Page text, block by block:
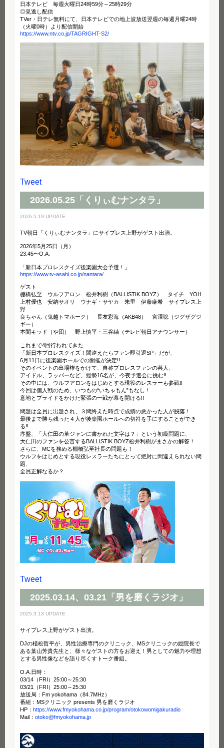
日本テレビ 毎週火曜日24時59分～25時29分
◎見逃し配信
TVer・日テレ無料にて、日本テレビでの地上波放送翌週の毎週月曜24時
（火曜0時）より配信開始
https://www.ntv.co.jp/TAGRIGHT-S2/
Tweet
2026.05.25「くりぃむナンタラ」
2026.5.19 UPDATE
TV朝日「くりぃむナンタラ」にサイプレス上野がゲスト出演。
2026年5月25日（月）
23:45〜O.A.
「新日本プロレスクイズ後楽園大会予選！」
https://www.tv-asahi.co.jp/nantara/
ゲスト
棚橋弘至 ウルフアロン 松井利樹（BALLISTIK BOYZ） タイチ YOH
上村優也 安納サオリ ウナギ・サヤカ 朱里 伊藤麻希 サイプレス上
野
良ちゃん（鬼越トマホーク） 長友彩海（AKB48） 宮澤聡（ジグザグジ
ギー）
本間キッド（や団） 野上慎平・三谷紬（テレビ朝日アナウンサー）
これまで4回行われてきた
「新日本プロレスクイズ！間違えたらファン即引退SP」だが、
6月11日に後楽園ホールでの開催が決定!!
そのイベントの出場権をかけて、自称プロレスファンの芸人、
アイドル、ラッパーなど、総勢16名が、今夜予選会に挑む!!
その中には、ウルフアロンをはじめとする現役のレスラーも参戦!!
今回は個人戦のため、いつもの“いちゃもん”もなし！
意地とプライドをかけた緊張の一戦が幕を開ける!!
問題は全員に出題され、３問終えた時点で成績の悪かった人が脱落！
最後まで勝ち残った４人が後楽園ホールへの切符を手にすることができ
る!!
序盤、「大仁田の革ジャンに書かれた文字は？」という初級問題に、
大仁田のファンを公言するBALLISTIK BOYZ松井利樹がまさかの解答！
さらに、MCを務める棚橋弘至社長の問題も！
ウルフをはじめとする現役レスラーたちにとって絶対に間違えられない問
題、
全員正解なるか？
Tweet
2025.03.14、03.21「男を磨くラジオ」
2025.3.13 UPDATE
サイプレス上野がゲスト出演。
DJの植松哲平が、男性治療専門のクリニック、MSクリニックの総院長で
ある葉山芳貴先生と、様々なゲストの方をお迎え！男としての魅力や理想
とする男性像などを語り尽くすトーク番組。
O.A.日時：
03/14（FRI）25:00～25:30
03/21（FRI）25:00～25:30
放送局：Fm yokohama（84.7MHz）
番組：MSクリニック presents 男を磨くラジオ
HP： https://www.fmyokohama.co.jp/program/otokowomigakuradio
Mail： otoko@fmyokohama.jp